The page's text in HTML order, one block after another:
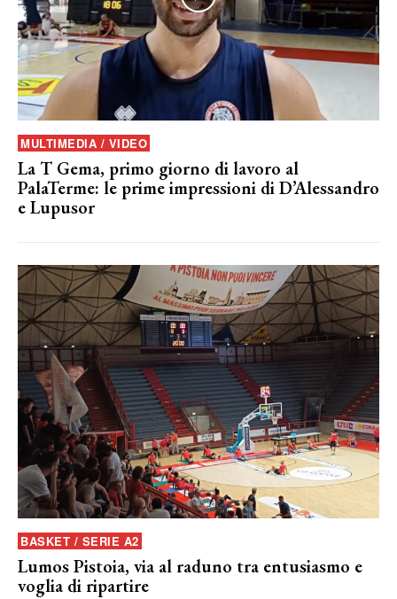
MULTIMEDIA / VIDEO
La T Gema, primo giorno di lavoro al
PalaTerme: le prime impressioni di D’Alessandro
e Lupusor
BASKET / SERIE A2
Lumos Pistoia, via al raduno tra entusiasmo e
voglia di ripartire